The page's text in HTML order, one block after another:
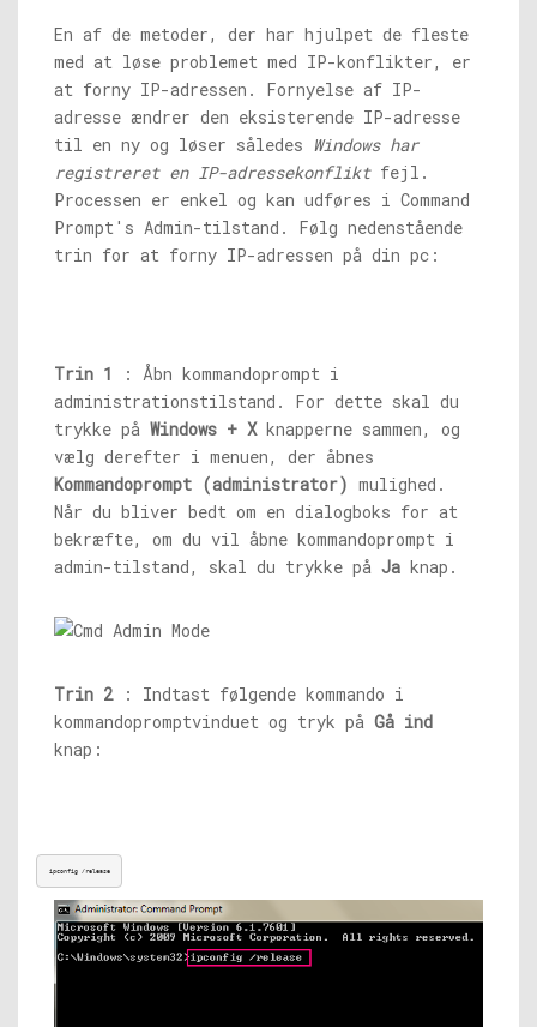
En af de metoder, der har hjulpet de fleste
med at løse problemet med IP-konflikter, er
at forny IP-adressen. Fornyelse af IP-
adresse ændrer den eksisterende IP-adresse
til en ny og løser således Windows har
registreret en IP-adressekonfliktfejl.
Processen er enkel og kan udføres i Command
Prompt's Admin-tilstand. Følg nedenstående
trin for at forny IP-adressen på din pc:
Trin 1
: Åbn kommandoprompt i
administrationstilstand. For dette skal du
trykke på Windows + Xknapperne sammen, og
vælg derefter i menuen, der åbnes
Kommandoprompt (administrator) mulighed.
Når du bliver bedt om en dialogboks for at
bekræfte, om du vil åbne kommandoprompt i
admin-tilstand, skal du trykke på Ja knap.
Trin 2: Indtast følgende kommando i
kommandopromptvinduet og tryk på Gå ind
knap:
ipconfig /release